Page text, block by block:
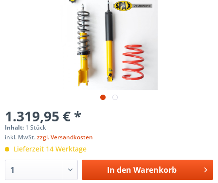
1.319,95 € *
Inhalt: 1 Stück
inkl. MwSt.zzgl. Versandkosten
Lieferzeit 14 Werktage
In den Warenkorb